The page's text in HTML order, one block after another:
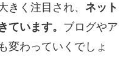
きく注目され、 ネット
ています。 ブログやア
変わっていくでしょ